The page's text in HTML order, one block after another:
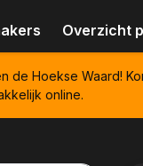
Overzicht
Hoekse Waard!
online.